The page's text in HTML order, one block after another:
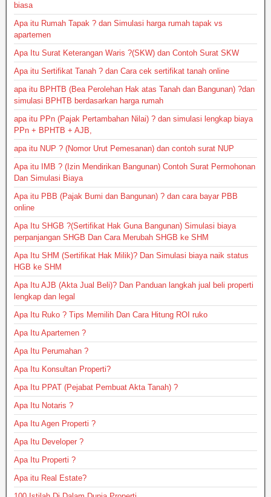
biasa
Apa itu Rumah Tapak ? dan Simulasi harga rumah tapak vs
apartemen
Apa Itu Surat Keterangan Waris ?(SKW) dan Contoh Surat SKW
Apa itu Sertifikat Tanah ? dan Cara cek sertifikat tanah online
apa itu BPHTB (Bea Perolehan Hak atas Tanah dan Bangunan) ?dan
simulasi BPHTB berdasarkan harga rumah
apa itu PPn (Pajak Pertambahan Nilai) ? dan simulasi lengkap biaya
PPn + BPHTB + AJB,
apa itu NUP ? (Nomor Urut Pemesanan) dan contoh surat NUP
Apa itu IMB ? (Izin Mendirikan Bangunan) Contoh Surat Permohonan
Dan Simulasi Biaya
Apa itu PBB (Pajak Bumi dan Bangunan) ? dan cara bayar PBB
online
Apa Itu SHGB ?(Sertifikat Hak Guna Bangunan) Simulasi biaya
perpanjangan SHGB Dan Cara Merubah SHGB ke SHM
Apa Itu SHM (Sertifikat Hak Milik)? Dan Simulasi biaya naik status
HGB ke SHM
Apa Itu AJB (Akta Jual Beli)? Dan Panduan langkah jual beli properti
lengkap dan legal
Apa Itu Ruko ? Tips Memilih Dan Cara Hitung ROI ruko
Apa Itu Apartemen ?
Apa Itu Perumahan ?
Apa Itu Konsultan Properti?
Apa Itu PPAT (Pejabat Pembuat Akta Tanah) ?
Apa Itu Notaris ?
Apa Itu Agen Properti ?
Apa Itu Developer ?
Apa Itu Properti ?
Apa itu Real Estate?